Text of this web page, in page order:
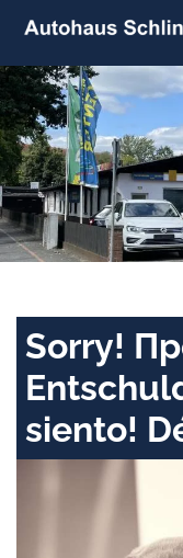
Sorry!
siento!